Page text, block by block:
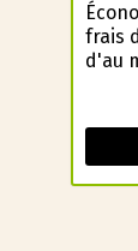
frais
d'au